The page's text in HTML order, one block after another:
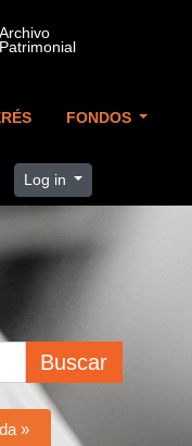
FONDOS
Log in
Buscar
»